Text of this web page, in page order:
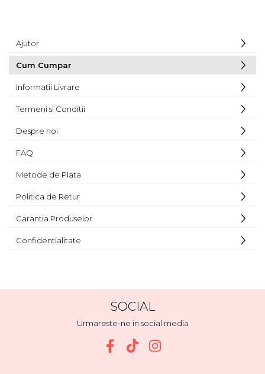
Ajutor
Cum Cumpar
Informatii Livrare
Termeni si Conditii
Despre noi
FAQ
Metode de Plata
Politica de Retur
Garantia Produselor
Confidentialitate
SOCIAL
Urmareste-ne in social media